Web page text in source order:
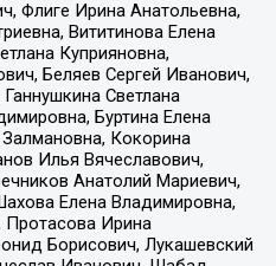
Флиге Ирина Анатольевна,
Вититинова Елена
Куприяновна,
Беляев Сергей Иванович,
Светлана
Буртина Елена
Кокорина
Илья Вячеславович,
Анатолий Мариевич,
Елена Владимировна,
Протасова Ирина
Борисович, Лукашевский